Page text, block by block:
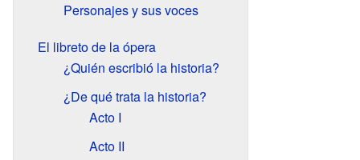
Personajes y sus voces
El libreto de la ópera
¿Quién escribió la historia?
¿De qué trata la historia?
Acto I
Acto II